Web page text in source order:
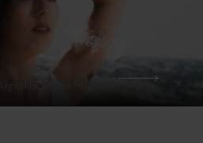
Maria Muriedas